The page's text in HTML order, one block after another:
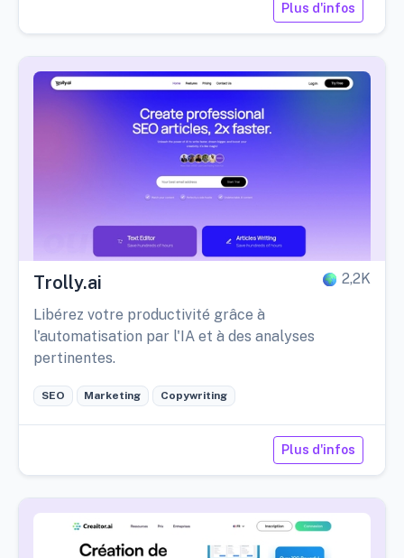
Plus d'infos
Trolly.ai 2,2K
Libérez votre productivité grâce à
l'automatisation par l'IA et à des analyses
pertinentes.
SEO Marketing Copywriting
Plus d'infos